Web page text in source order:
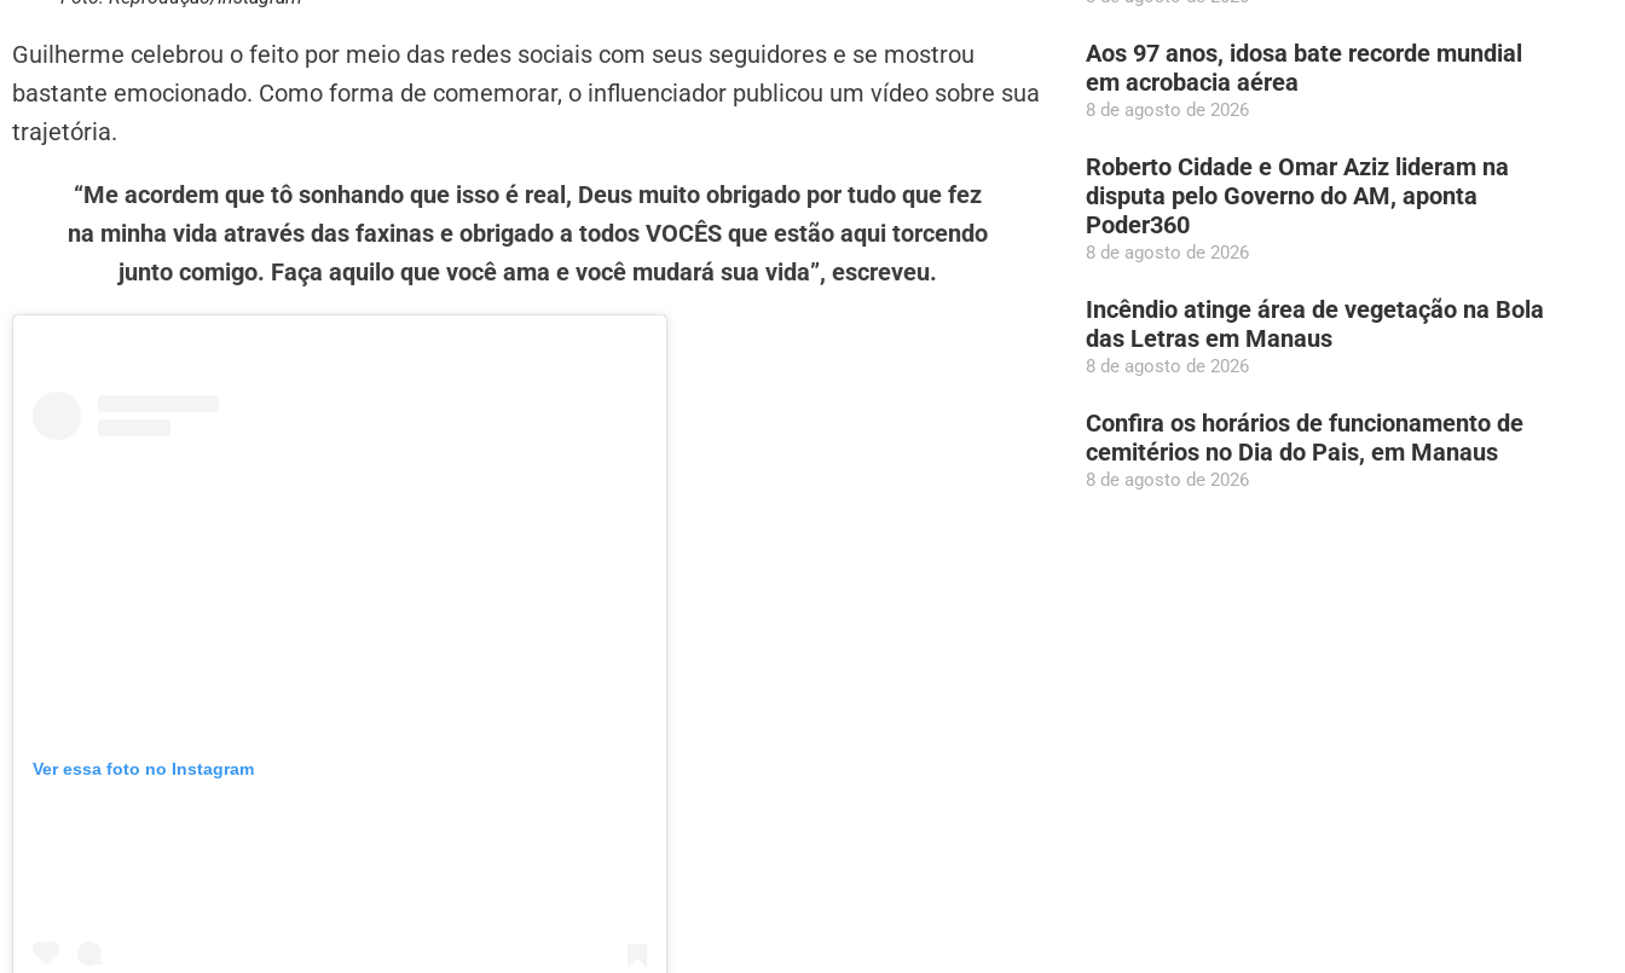
Guilherme celebrou o feito por meio das redes sociais com seus seguidores e se mostrou
bastante emocionado. Como forma de comemorar, o influenciador publicou um vídeo sobre sua
trajetória.
“Me acordem que tô sonhando que isso é real, Deus muito obrigado por tudo que fez
na minha vida através das faxinas e obrigado a todos VOCÊS que estão aqui torcendo
junto comigo. Faça aquilo que você ama e você mudará sua vida”, escreveu.
Ver essa foto no Instagram
Aos 97 anos, idosa bate recorde mundial
em acrobacia aérea
8 de agosto de 2026
Roberto Cidade e Omar Aziz lideram na
disputa pelo Governo do AM, aponta
Poder360
8 de agosto de 2026
Incêndio atinge área de vegetação na Bola
das Letras em Manaus
8 de agosto de 2026
Confira os horários de funcionamento de
cemitérios no Dia do Pais, em Manaus
8 de agosto de 2026